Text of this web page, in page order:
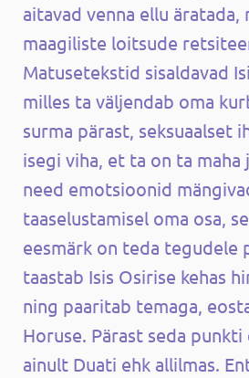
aitavad venna ellu äratada,
maagiliste loitsude
Matusetekstid sisaldavad
milles ta väljendab oma
surma pärast, seksuaalset
isegi viha, et ta on ta maha
need emotsioonid
taaselustamisel oma osa,
eesmärk on teda tegudele
taastab Isis Osirise kehas
ning paaritab temaga,
Horuse. Pärast seda punkti
ainult Duati ehk allilmas.